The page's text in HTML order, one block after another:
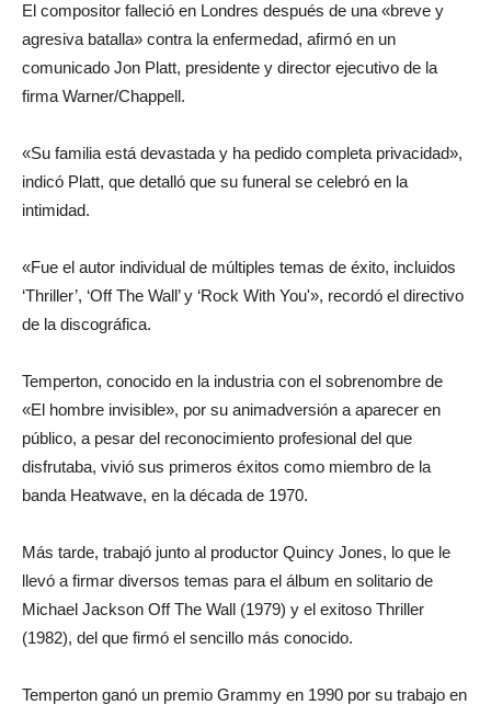
El compositor falleció en Londres después de una «breve y
agresiva batalla» contra la enfermedad, afirmó en un
comunicado Jon Platt, presidente y director ejecutivo de la
firma Warner/Chappell.
«Su familia está devastada y ha pedido completa privacidad»,
indicó Platt, que detalló que su funeral se celebró en la
intimidad.
«Fue el autor individual de múltiples temas de éxito, incluidos
‘Thriller’, ‘Off The Wall’ y ‘Rock With You'», recordó el directivo
de la discográfica.
Temperton, conocido en la industria con el sobrenombre de
«El hombre invisible», por su animadversión a aparecer en
público, a pesar del reconocimiento profesional del que
disfrutaba, vivió sus primeros éxitos como miembro de la
banda Heatwave, en la década de 1970.
Más tarde, trabajó junto al productor Quincy Jones, lo que le
llevó a firmar diversos temas para el álbum en solitario de
Michael Jackson Off The Wall (1979) y el exitoso Thriller
(1982), del que firmó el sencillo más conocido.
Temperton ganó un premio Grammy en 1990 por su trabajo en